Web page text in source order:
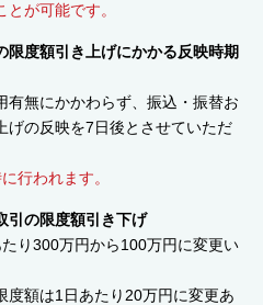
が可能です。
限度額引き上げにかかる反映時期
有無にかかわらず、振込・振替お
げの反映を7日後とさせていただ
行われます。
引の限度額引き下げ
り300万円から100万円に変更い
度額は1日あたり20万円に変更あ